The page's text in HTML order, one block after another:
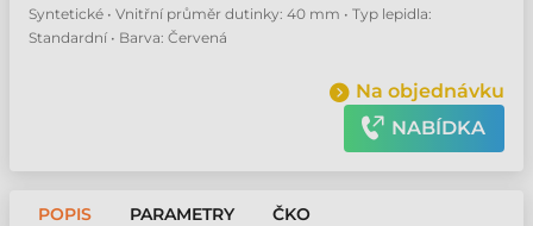
Syntetické • Vnitřní průměr dutinky: 40 mm • Typ lepidla:
Standardní • Barva: Červená
Na objednávku
NABÍDKA
POPIS PARAMETRY ČKO